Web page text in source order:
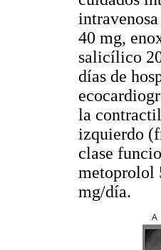
40 mg,
salicílico
días de
la
izquierdo
clase
metoprolol
mg/día.